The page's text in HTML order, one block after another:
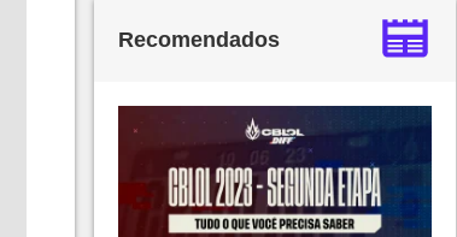
Recomendados